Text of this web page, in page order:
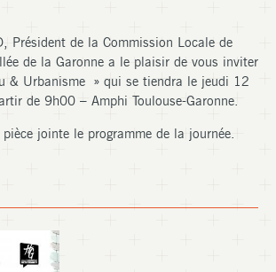
Président de la Commission Locale de
de la Garonne a le plaisir de vous inviter
& Urbanisme » qui se tiendra le jeudi 12
de 9h00 – Amphi Toulouse-Garonne.
jointe le programme de la journée.